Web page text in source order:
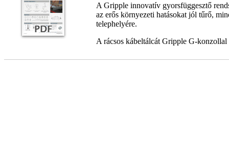
A Gripple innovatív gyorsfüggesztő
az erős környezeti hatásokat jól tűrő,
telephelyére.
A rácsos kábeltálcát Gripple G-konzollal